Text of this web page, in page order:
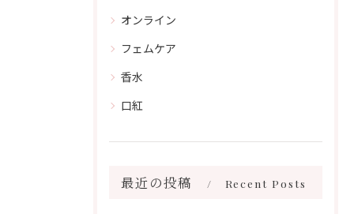
オンライン
フェムケア
香水
口紅
最近の投稿 Recent Posts